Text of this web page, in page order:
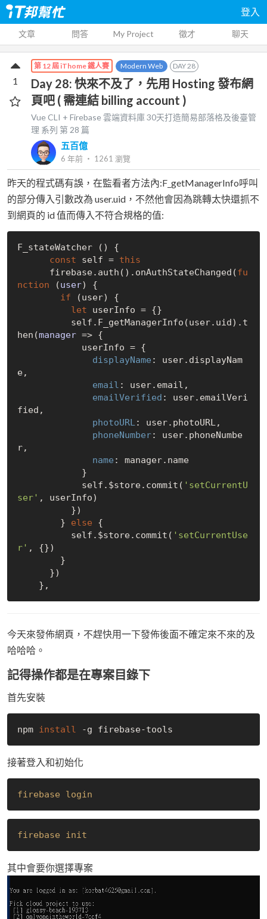
登入
文章 問答 My Project 徵才 聊天
第 12 屆 iThome 鐵人賽 Modern Web DAY28
Day 28: 快來不及了，先用 Hosting 發布網
頁吧 ( 需連結 billing account )
Vue CLI + Firebase 雲端資料庫 30天打造簡易部落格及後臺管
理 系列 第28 篇
五百億
6 年前 ‧ 1261 瀏覽
1
昨天的程式碼有誤，在監看者方法內:F_getManagerInfo呼叫
的部分傳入引數改為 user.uid，不然他會因為跳轉太快還抓不
到網頁的 id 值而傳入不符合規格的值:
F_stateWatcher () {
const self = this
      firebase.auth().onAuthStateChanged(
fu
nction (user) {
if (user) {
let userInfo = {}
hen(manager => {
displayName : user.displayNam
e,
email : user.email,
emailVerified : user.emailVeri
fied,
photoURL: user.photoURL,
phoneNumber: user.phoneNumbe
r,
name : manager.name
            self.$store.commit(
'setCurrentU
ser' , userInfo)
        }
else {
          self.$store.commit(
'setCurrentUse
r' , {})
今天來發佈網頁，不趕快用一下發佈後面不確定來不來的及
哈哈哈。
記得操作都是在專案目錄下
首先安裝
npm install
接著登入和初始化
firebase login
firebase init
其中會要你選擇專案